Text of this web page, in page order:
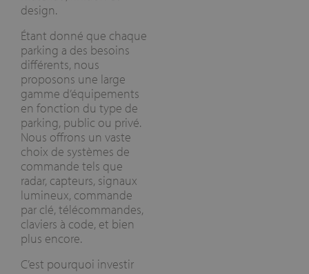
design.
Étant donné que chaque
parking a des besoins
différents, nous
proposons une large
gamme d’équipements
en fonction du type de
parking, public ou privé.
Nous offrons un vaste
choix de systèmes de
commande tels que
radar, capteurs, signaux
lumineux, commande
par clé, télécommandes,
claviers à code, et bien
plus encore.
C’est pourquoi investir